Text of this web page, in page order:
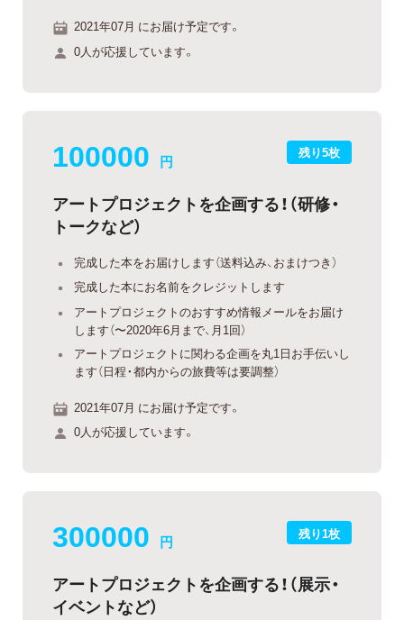
2021年07月 にお届け予定です。
0人が応援しています。
残り5枚
100000 円
アートプロジェクトを企画する！（研修・
トークなど）
完成した本をお届けします（送料込み、おまけつき）
完成した本にお名前をクレジットします
アートプロジェクトのおすすめ情報メールをお届け
します（〜2020年6月まで、月1回）
アートプロジェクトに関わる企画を丸1日お手伝いし
ます（日程・都内からの旅費等は要調整）
2021年07月 にお届け予定です。
0人が応援しています。
残り1枚
300000 円
アートプロジェクトを企画する！（展示・
イベントなど）